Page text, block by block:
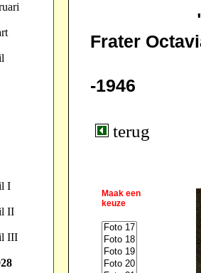
I
II
III
Frater
-1946
terug
Maak een
keuze